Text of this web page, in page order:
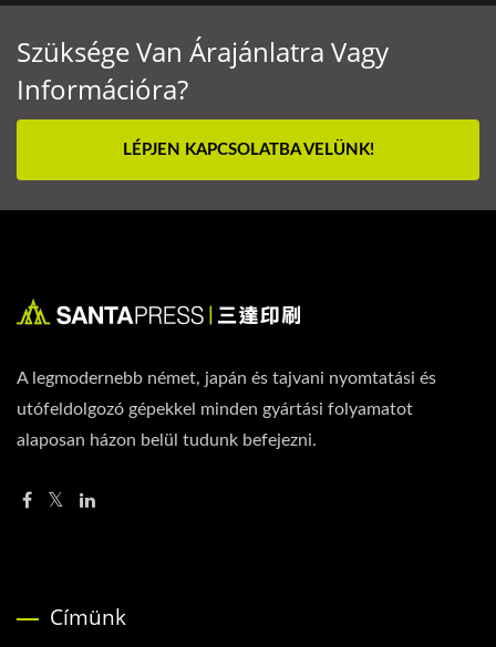
Szüksége Van Árajánlatra Vagy
Információra?
LÉPJEN KAPCSOLATBA VELÜNK!
A legmodernebb német, japán és tajvani nyomtatási és
utófeldolgozó gépekkel minden gyártási folyamatot
alaposan házon belül tudunk befejezni.
Címünk